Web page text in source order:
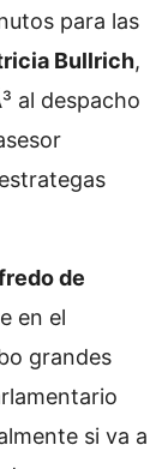
para las
Bullrich,
al despacho
de
en el
grandes
si va a